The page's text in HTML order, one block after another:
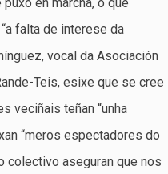
falta de interese da
vocal da Asociación
Teis, esixe que se cree
veciñais teñan “unha
“meros espectadores do
colectivo aseguran que nos